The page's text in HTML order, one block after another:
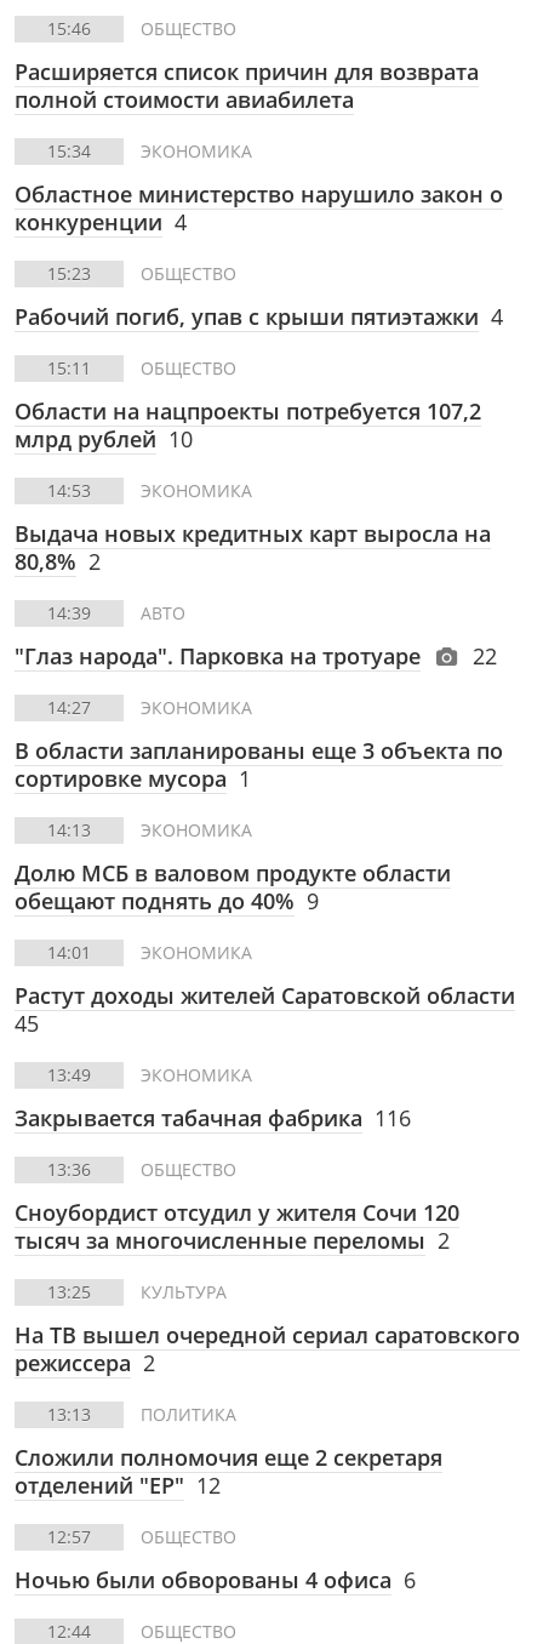
15:46 ОБЩЕСТВО
Расширяется список причин для возврата
полной стоимости авиабилета
15:34 ЭКОНОМИКА
Областное министерство нарушило закон о
конкуренции 4
15:23 ОБЩЕСТВО
Рабочий погиб, упав с крыши пятиэтажки 4
15:11 ОБЩЕСТВО
Области на нацпроекты потребуется 107,2
млрд рублей 10
14:53 ЭКОНОМИКА
Выдача новых кредитных карт выросла на
80,8% 2
14:39 АВТО
"Глаз народа". Парковка на тротуаре 22
14:27 ЭКОНОМИКА
В области запланированы еще 3 объекта по
сортировке мусора 1
14:13 ЭКОНОМИКА
Долю МСБ в валовом продукте области
обещают поднять до 40% 9
14:01 ЭКОНОМИКА
Растут доходы жителей Саратовской области
45
13:49 ЭКОНОМИКА
Закрывается табачная фабрика 116
13:36 ОБЩЕСТВО
Сноубордист отсудил у жителя Сочи 120
тысяч за многочисленные переломы 2
13:25 КУЛЬТУРА
На ТВ вышел очередной сериал саратовского
режиссера 2
13:13 ПОЛИТИКА
Сложили полномочия еще 2 секретаря
отделений "ЕР" 12
12:57 ОБЩЕСТВО
Ночью были обворованы 4 офиса 6
12:44 ОБЩЕСТВО